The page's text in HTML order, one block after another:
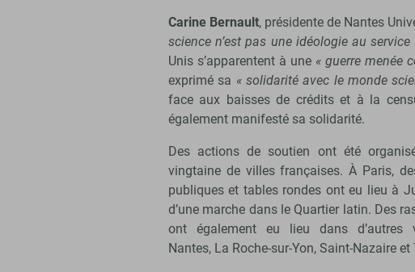
Carine Bernault, présidente de Nantes
science n’est pas une idéologie au service
Unis s’apparentent à une« guerre menée
exprimé sa « solidarité avec le monde
face aux baisses de crédits et à la
également manifesté sa solidarité.
Des actions de soutien ont été
vingtaine de villes françaises. À Paris,
publiques et tables rondes ont eu lieu à
d’une marche dans le Quartier latin. Des
ont également eu lieu dans d’autres
Nantes, La Roche-sur-Yon, Saint-Nazaire et